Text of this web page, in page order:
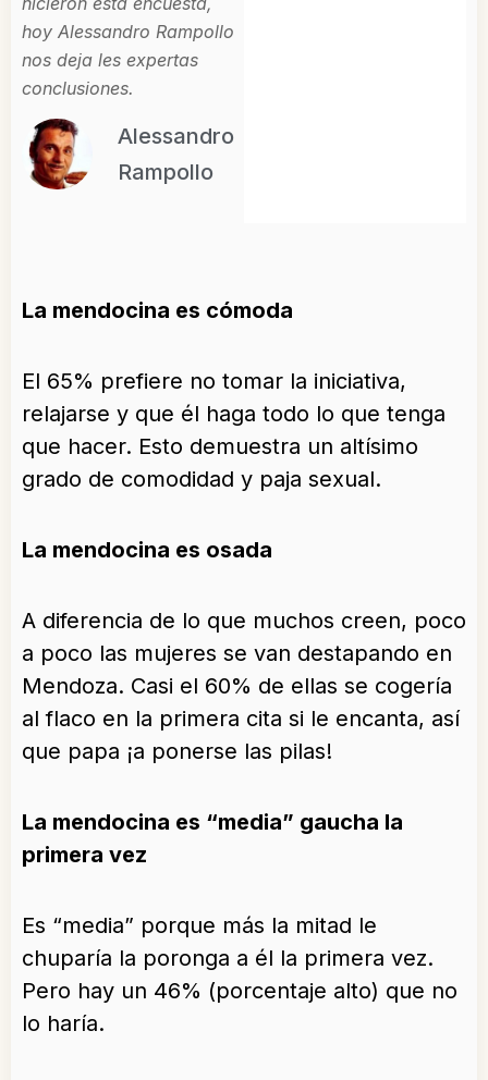
hoy Alessandro Rampollo
nos deja les expertas
conclusiones.
Alessandro
Rampollo
La mendocina es cómoda
El 65% prefiere no tomar la iniciativa,
relajarse y que él haga todo lo que tenga
que hacer. Esto demuestra un altísimo
grado de comodidad y paja sexual.
La mendocina es osada
A diferencia de lo que muchos creen, poco
a poco las mujeres se van destapando en
Mendoza. Casi el 60% de ellas se cogería
al flaco en la primera cita si le encanta, así
que papa ¡a ponerse las pilas!
La mendocina es “media” gaucha la
primera vez
Es “media” porque más la mitad le
chuparía la poronga a él la primera vez.
Pero hay un 46% (porcentaje alto) que no
lo haría.